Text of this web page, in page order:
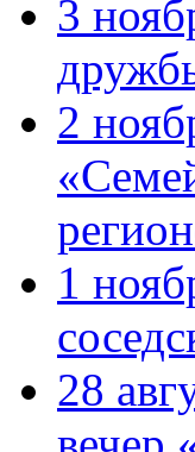
3
2
1
28